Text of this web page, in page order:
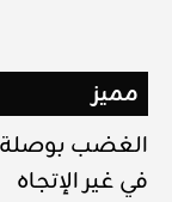
مميز
الغضب بوصلة
في غير الإتجاه